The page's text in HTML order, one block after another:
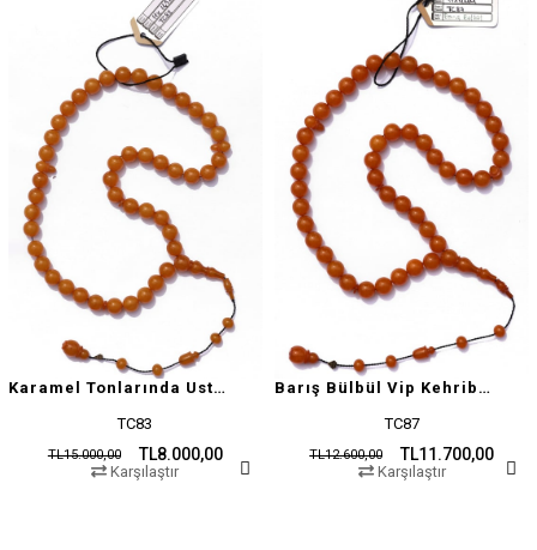
Karamel Tonlarında Usta İşçilikli Tesbih
TC83
TL8.000,00
TL15.000,00
Karşılaştır
Barış Bülbül Vip Kehribar Tesbih
TC87
TL11.700,00
TL12.600,00
Karşılaştır